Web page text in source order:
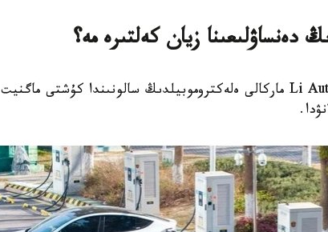
دەنساۋلىعىنا زيان كەلتىرە مە؟
استانا.قازاقپارات - الەۋمەتتىك جەلىلەردە Li Auto ماركالى ەلەكتروموبيلدىڭ سالونىندا كۇشتى ماگنيت